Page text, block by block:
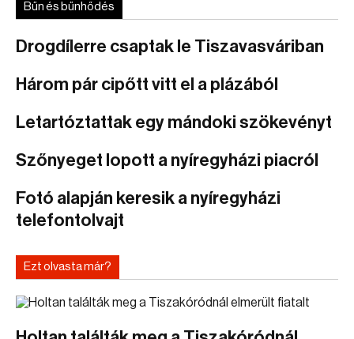
Bűn és bűnhődés
Drogdílerre csaptak le Tiszavasváriban
Három pár cipőtt vitt el a plázából
Letartóztattak egy mándoki szökevényt
Szőnyeget lopott a nyíregyházi piacról
Fotó alapján keresik a nyíregyházi
telefontolvajt
Ezt olvasta már?